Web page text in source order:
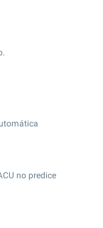
no predice